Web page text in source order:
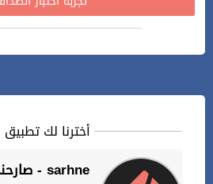
أخترنا لك تطبيق
صارحني - sarhne